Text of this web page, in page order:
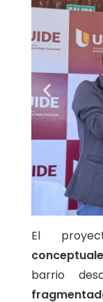
El
barrio